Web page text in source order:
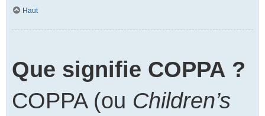
Haut
Que signifie COPPA ?
COPPA (ou Children’s